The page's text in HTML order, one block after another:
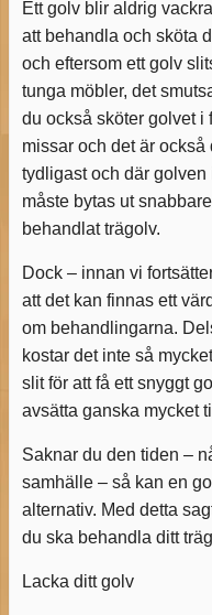
Ett golv blir aldrig
att behandla och sköta
och eftersom ett golv
tunga möbler, det
du också sköter golvet i
missar och det är
tydligast och där golven
måste bytas ut
behandlat trägolv.
Dock – innan vi
att det kan finnas ett
om behandlingarna.
kostar det inte så
slit för att få ett snyggt
avsätta ganska mycket
Saknar du den tiden –
samhälle – så kan en
alternativ. Med detta
du ska behandla ditt
Lacka ditt golv